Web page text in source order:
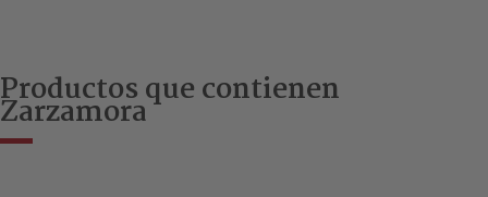
Productos que contienen
Zarzamora